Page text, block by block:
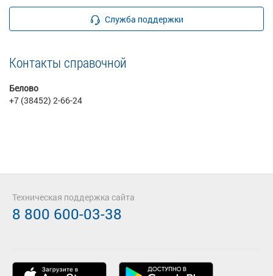
Служба поддержки
Контакты справочной
Белово
+7 (38452) 2-66-24
Техническая поддержка сайта
8 800 600-03-38